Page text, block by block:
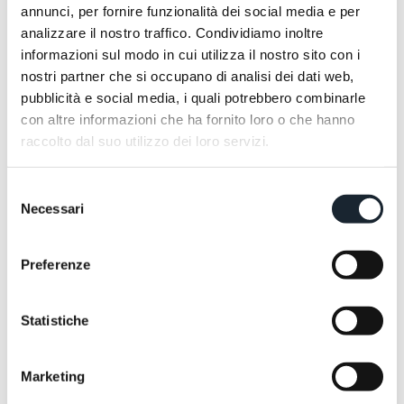
annunci, per fornire funzionalità dei social media e per
analizzare il nostro traffico. Condividiamo inoltre
informazioni sul modo in cui utilizza il nostro sito con i
nostri partner che si occupano di analisi dei dati web,
pubblicità e social media, i quali potrebbero combinarle
con altre informazioni che ha fornito loro o che hanno
raccolto dal suo utilizzo dei loro servizi.
delNecessari
Preferenze
Statistiche
Marketing
In Hotel è presente un ristorante interno?
E se sono gluten free, vegan o ho intolleranze?
cena?
E’ presente un Bar interno all’Hotel?